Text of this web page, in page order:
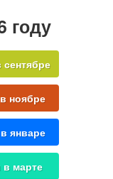
году
ноябре
январе
марте